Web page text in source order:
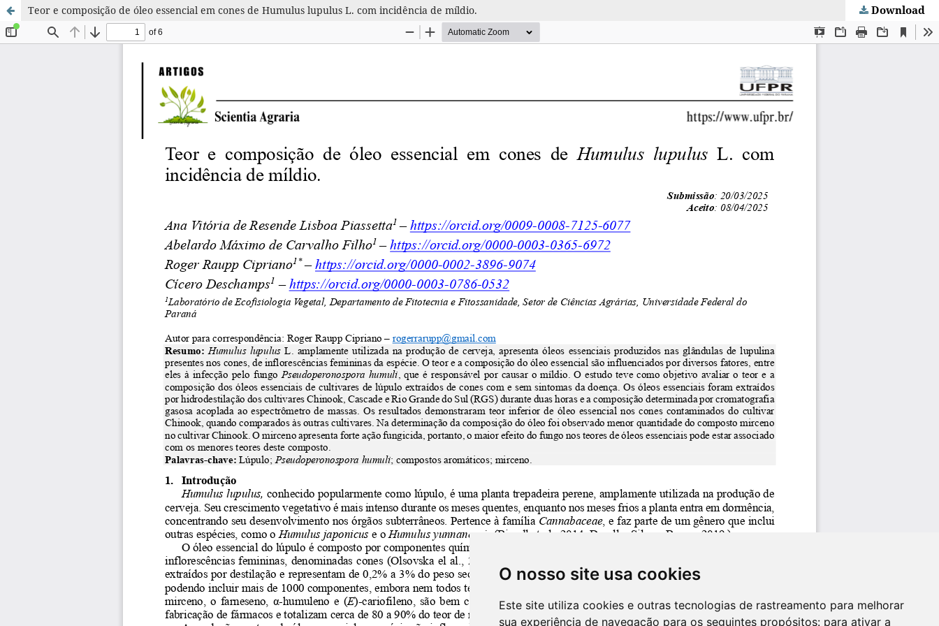
O nosso site usa cookies
Este site utiliza cookies e outras tecnologias de rastreamento para melhorar
sua experiência de navegação para os seguintes propósitos: para ativar a
Teor e composição de óleo essencial em cones de Humulus lupulus L. com incidência de míldio. Download